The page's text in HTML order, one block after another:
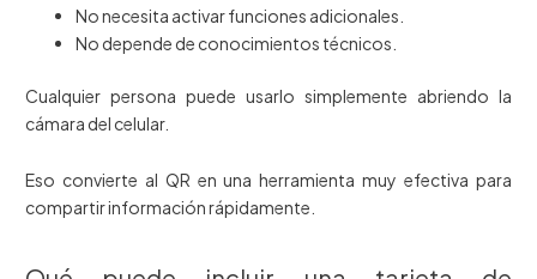
No necesita activar funciones adicionales.
No depende de conocimientos técnicos.
Cualquier persona puede usarlo simplemente abriendo la
cámara del celular.
Eso convierte al QR en una herramienta muy efectiva para
compartir información rápidamente.